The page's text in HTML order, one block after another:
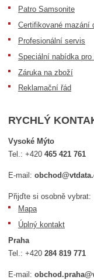
Patro Samsonite
Certifikované mazání
Profesionální servis
Speciální nabídka
Záruka na zboží
Reklamační řád
RYCHLÝ
Vysoké Mýto
Tel.:+420465 421 761
E-mail:
Přijďte si osobně vybrat:
Mapa
Úplný kontakt
Praha
Tel.:+420284 819 771
E-mail: